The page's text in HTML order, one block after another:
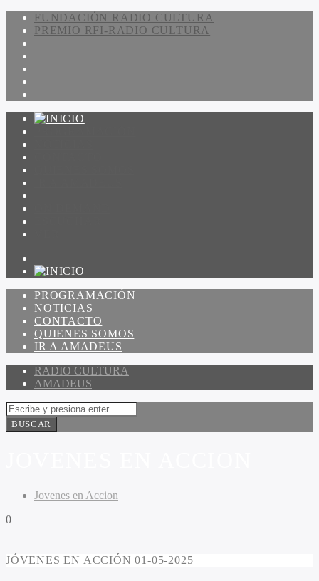
FUNDACIÓN RADIO CULTURA
PREMIO RFI-RADIO CULTURA
PROGRAMACIÓN
NOTICIAS
CONTACTO
QUIENES SOMOS
IR A AMADEUS
RADIO CULTURA
AMADEUS
Jovenes en Accion
0
JÓVENES EN ACCIÓN 01-05-2025